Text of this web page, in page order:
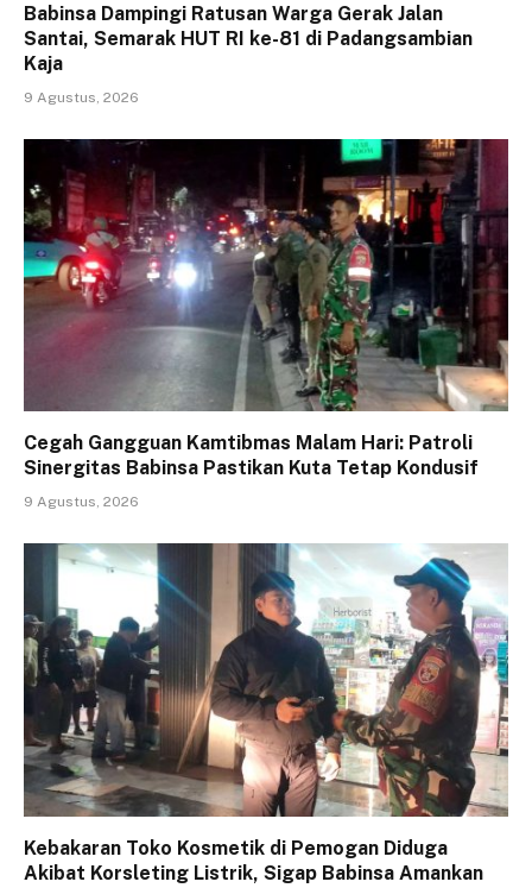
Babinsa Dampingi Ratusan Warga Gerak Jalan
Santai, Semarak HUT RI ke-81 di Padangsambian
Kaja
9 Agustus, 2026
Cegah Gangguan Kamtibmas Malam Hari: Patroli
Sinergitas Babinsa Pastikan Kuta Tetap Kondusif
9 Agustus, 2026
Kebakaran Toko Kosmetik di Pemogan Diduga
Akibat Korsleting Listrik, Sigap Babinsa Amankan